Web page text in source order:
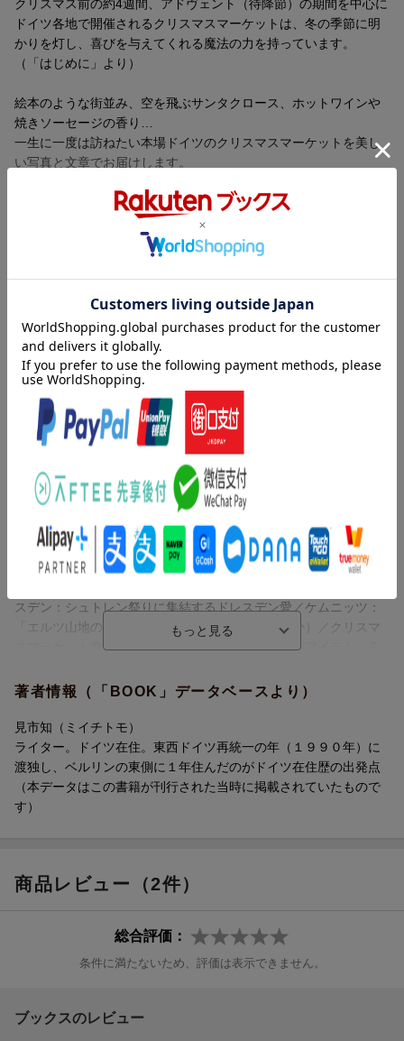
クリスマス前の約4週間、アドヴェント（待降節）の期間を中心に
ドイツ各地で開催されるクリスマスマーケットは、冬の季節に明
かりを灯し、喜びを与えてくれる魔法の力を持っています。
（「はじめに」より）
絵本のような街並み、空を飛ぶサンタクロース、ホットワインや
焼きソーセージの香り…
一生に一度は訪ねたい本場ドイツのクリスマスマーケットを美し
い写真と文章でお届けします。
第1章 南西部ドイツの絵本のような世界へ
フライブルク：昔懐かしいクリスマスの喜びに出会える街
シュトゥットガルト：ベンツの街で屋台の美しさを競う
エスリンゲン：中世の世界に迷い込めるクリスマスマーケット
ラヴェンナ渓谷：黒い森の秘境で出会った童話の世界
コラム：ドイツの意外なクリスマスディナーとは？
第2章 王道クリスマスマーケットをめぐるならば
ニュルンベルク：お菓子とおもちゃの街のクリスマスマーケッ
ト
ローテンブルク：城壁の中のメルヘンの国
アウクスブルク：天使と人形劇に出会えるドイツ最古の街
ヴァルトブルク城：世界遺産の城で繰り広げられる宴
第3章 北上して珠玉のクリスマスマーケットを探す
エッセン： クリスマスを介して人と文化に出会う街
ハンブルク： 空飛ぶサンタクロースが見せてくれる夢
ケルン：クリスマスと縁深いケルン大聖堂
コラム：サンタクロースVS天使
ケムニッツ：「エルツ山地の玄関口」は夢の国への入り口
アンナベルク＝ブーフホルツ：クリスマス文化の源流に出会う
ライプツィヒ：駅の中に夢の国が出現！
コラム：ご当地名物クリスマスのお菓子いろいろ
クリスマスマーケット便利情報
おすすめルート、おすすめアイテム、FAQ よくあるご質問
心ときめく、本場のクリスマス。絵本のような街並み、空を飛ぶ
サンタクロース、ホットワインや焼きソーセージの香り…。一生
に一度は訪ねたいドイツのクリスマスマーケット。
目次（「BOOK」データベースより）
第１章 南西部ドイツの絵本のような世界へ（フライブルク：昔
懐かしいクリスマスの喜びに出会える街／シュトゥットガルト：
ベンツの街で屋台の美しさを競う ほか）／第２章 王道クリス
マスマーケットをめぐるならば（ニュルンベルク：お菓子とおも
ちゃの街のクリスマスマーケット／ローテンブルク：城壁の中の
メルヘンの国 ほか）／第３章 北上して珠玉のクリスマスマー
ケットを探す（ミュンスター：自転車と平和の街でクリスマスの
意味を考える／エッセン：クリスマスを介して人と文化に出会う
スデン：シュトレン祭りに集結するドレスデン愛／ケムニッツ：
「エルツ山地の玄関口」は夢の国への入り口 ほか）／クリスマ
スマーケット便利情報 おすすめルート、おすすめアイテム、Ｆ
著者情報（「BOOK」データベースより）
見市知（ミイチトモ）
ライター。ドイツ在住。東西ドイツ再統一の年（１９９０年）に
渡独し、ベルリンの東側に１年住んだのがドイツ在住歴の出発点
（本データはこの書籍が刊行された当時に掲載されていたもので
す）
商品レビュー（2件）
総合評価：
条件に満たないため、評価は表示できません。
ブックスのレビュー